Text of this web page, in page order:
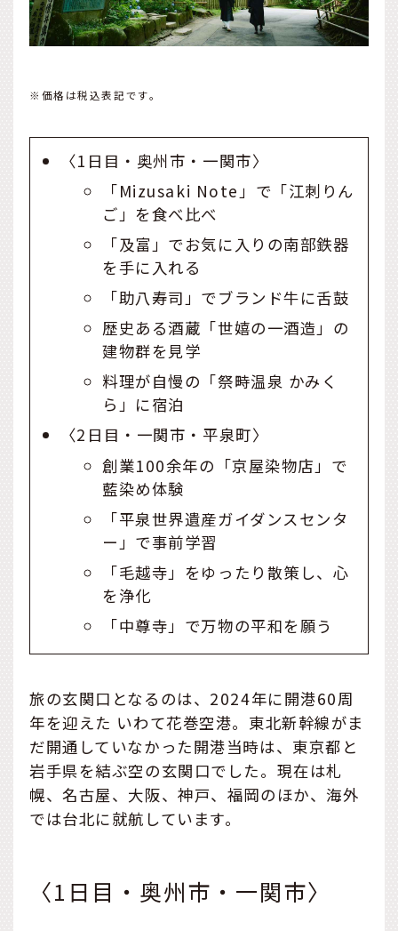
※価格は税込表記です。
〈1日目・奥州市・一関市〉
「Mizusaki Note」で「江刺りん
ご」を食べ比べ
「及富」でお気に入りの南部鉄器
を手に入れる
「助八寿司」でブランド牛に舌鼓
歴史ある酒蔵「世嬉の一酒造」の
建物群を見学
料理が自慢の「祭畤温泉 かみく
ら」に宿泊
〈2日目・一関市・平泉町〉
創業100余年の「京屋染物店」で
藍染め体験
「平泉世界遺産ガイダンスセンタ
ー」で事前学習
「毛越寺」をゆったり散策し、心
を浄化
「中尊寺」で万物の平和を願う
旅の玄関口となるのは、2024年に開港60周
年を迎えた いわて花巻空港。東北新幹線がま
だ開通していなかった開港当時は、東京都と
岩手県を結ぶ空の玄関口でした。現在は札
幌、名古屋、大阪、神戸、福岡のほか、海外
では台北に就航しています。
〈1日目・奥州市・一関市〉